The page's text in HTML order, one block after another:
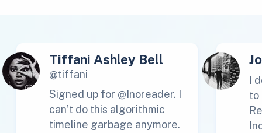
Tiffani Ashley Bell
@tiffani
Signed up for @Inoreader. I
can’t do this algorithmic
timeline garbage anymore.
I
to